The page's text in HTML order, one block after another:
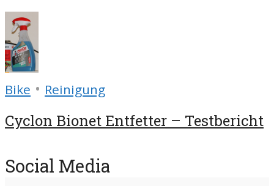
Bike • Reinigung
Cyclon Bionet Entfetter – Testbericht
Social Media